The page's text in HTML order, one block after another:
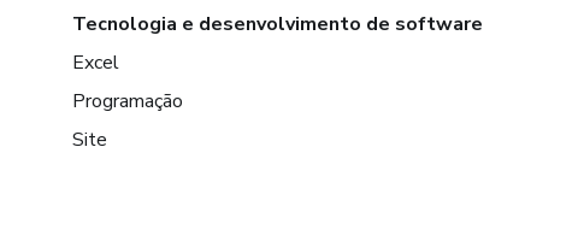
Tecnologia e desenvolvimento de software
Excel
Programação
Site